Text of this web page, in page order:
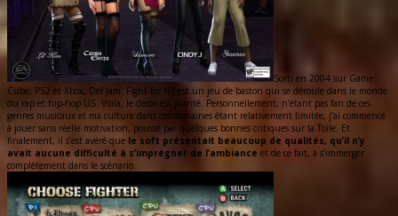
Sorti en 2004 sur Game
Cube, PS2 et Xbox, Def Jam: Fight for NY est un jeu de baston qui se déroule dans le monde
du rap et hip-hop US. Voilà, le décor est planté. Personnellement, n’étant pas fan de ces
genres musicaux et ma culture dans ces domaines étant relativement limitée, j’ai commencé
à jouer sans réelle motivation, poussé par quelques bonnes critiques sur la Toile. Et
finalement, il s’est avéré que le soft présentait beaucoup de qualités, qu’il n’y
avait aucune difficulté à s’imprégner de l’ambiance et de ce fait, à s’immerger
complètement dans le scénario.